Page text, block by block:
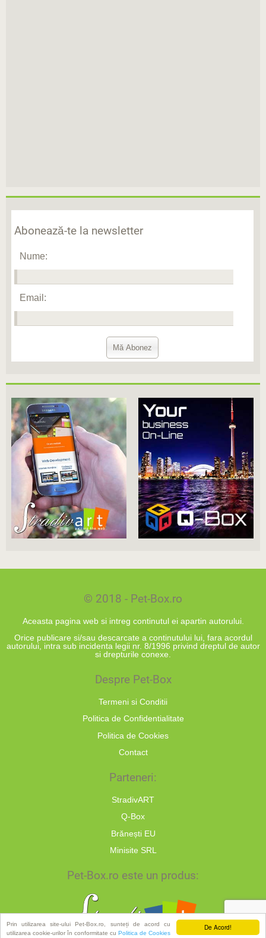
De Acord!
Prin utilizarea site-ului Pet-Box.ro, sunteți de acord cu
utilizarea cookie-urilor în conformitate cu Politica de Cookies
Abonează-te la newsletter
Nume:
Email:
© 2018 - Pet-Box.ro
Aceasta pagina web si intreg continutul ei apartin autorului.
Orice publicare si/sau descarcate a continutului lui, fara acordul
autorului, intra sub incidenta legii nr. 8/1996 privind dreptul de autor
si drepturile conexe.
Despre Pet-Box
Termeni si Conditii
Politica de Confidentialitate
Politica de Cookies
Contact
Parteneri:
StradivART
Q-Box
Brănești EU
Minisite SRL
Pet-Box.ro este un produs: